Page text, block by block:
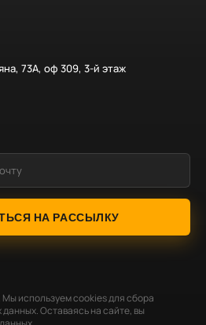
73А, оф 309, 3-й этаж
НА РАССЫЛКУ
используем cookies для сбора
Оставаясь на сайте, вы